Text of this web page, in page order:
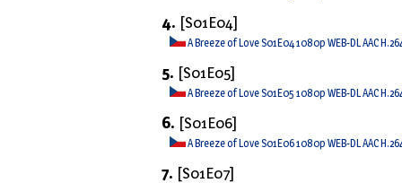
4. [S01E04]
A Breeze of Love S01E04 1080p WEB-DL AAC
5. [S01E05]
A Breeze of Love S01E05 1080p WEB-DL AAC
6. [S01E06]
A Breeze of Love S01E06 1080p WEB-DL AAC
7. [S01E07]